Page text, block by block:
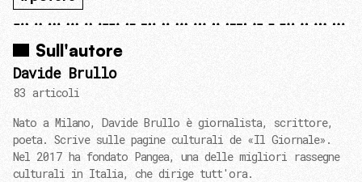
Sull'autore
Davide Brullo
83 articoli
Nato a Milano, Davide Brullo è giornalista, scrittore,
poeta. Scrive sulle pagine culturali de «Il Giornale».
Nel 2017 ha fondato Pangea, una delle migliori rassegne
culturali in Italia, che dirige tutt'ora.